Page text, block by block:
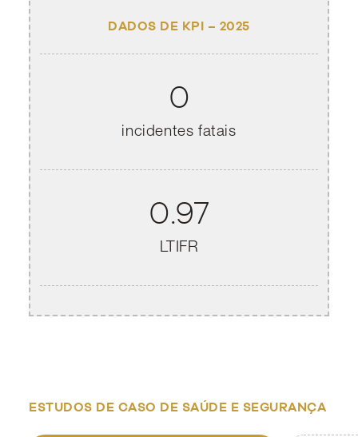
DADOS DE KPI – 2025
0
incidentes fatais
0.97
LTIFR
ESTUDOS DE CASO DE SAÚDE E SEGURANÇA